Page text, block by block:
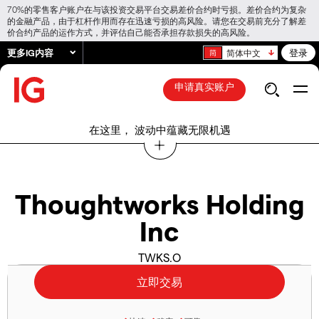
70%的零售客户账户在与该投资交易平台交易差价合约时亏损。差价合约为复杂
的金融产品，由于杠杆作用而存在迅速亏损的高风险。请您在交易前充分了解差
价合约产品的运作方式，并评估自己能否承担存款损失的高风险。
更多IG内容 简体中文 登录
申请真实账户
在这里， 波动中蕴藏无限机遇
Thoughtworks Holding
Inc
TWKS.O